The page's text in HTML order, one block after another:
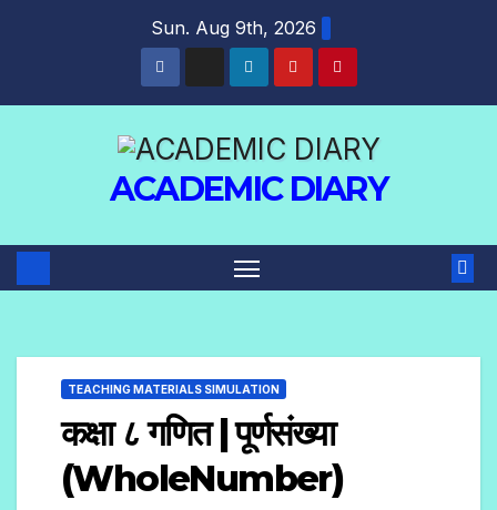
Sun. Aug 9th, 2026
ACADEMIC DIARY
TEACHING MATERIALS SIMULATION
कक्षा ८ गणित | पूर्णसंख्या
(WholeNumber)